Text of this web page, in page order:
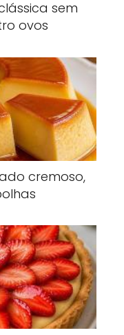
sem
ovos
cremoso,